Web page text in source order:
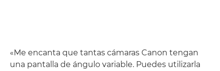
«Me encanta que tantas cámaras Canon tengan
una pantalla de ángulo variable. Puedes utilizarla